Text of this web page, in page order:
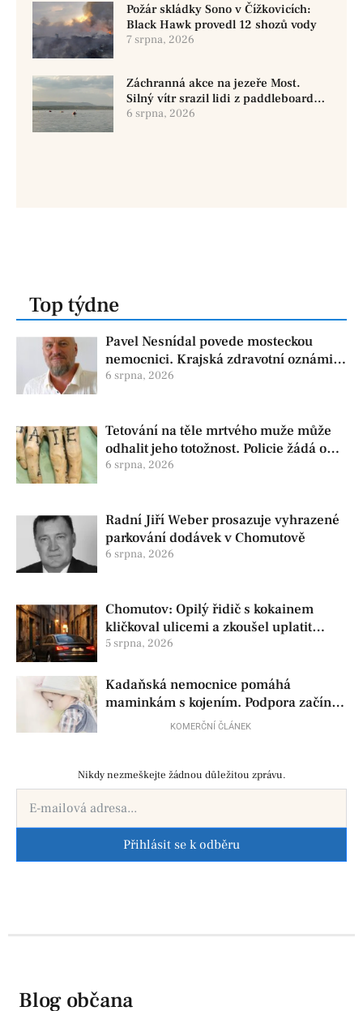
Požár skládky Sono v Čížkovicích:
Black Hawk provedl 12 shozů vody
7 srpna, 2026
Záchranná akce na jezeře Most.
Silný vítr srazil lidi z paddleboardů,
dvě osoby se pohřešují
6 srpna, 2026
Top týdne
Pavel Nesnídal povede mosteckou
nemocnici. Krajská zdravotní oznámila
změnu ve vedení
6 srpna, 2026
Tetování na těle mrtvého muže může
odhalit jeho totožnost. Policie žádá o
pomoc
6 srpna, 2026
Radní Jiří Weber prosazuje vyhrazené
parkování dodávek v Chomutově
6 srpna, 2026
Chomutov: Opilý řidič s kokainem
kličkoval ulicemi a zkoušel uplatit
policisty
5 srpna, 2026
Kadaňská nemocnice pomáhá
maminkám s kojením. Podpora začíná
už před porodemKOMERČNÍ ČLÁNEK
Nikdy nezmeškejte žádnou důležitou zprávu.
Přihlásit se k odběru
Blog občana